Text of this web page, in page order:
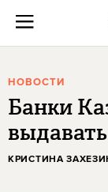
НОВОСТИ
Банки
КРИСТИНА